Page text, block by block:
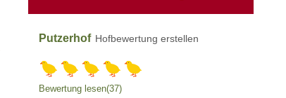
Putzerhof Hofbewertung erstellen
Bewertung lesen(37)